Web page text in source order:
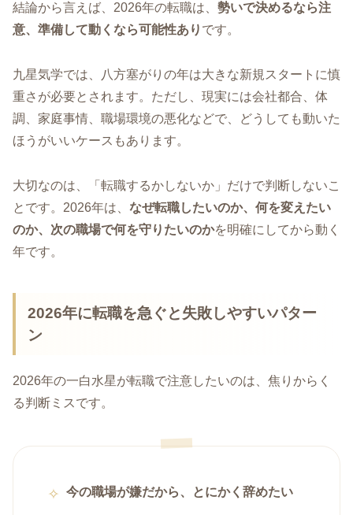
結論から言えば、2026年の転職は、 勢いで決めるなら注
意、準備して動くなら可能性あり です。
九星気学では、八方塞がりの年は大きな新規スタートに慎
重さが必要とされます。ただし、現実には会社都合、体
調、家庭事情、職場環境の悪化などで、どうしても動いた
ほうがいいケースもあります。
大切なのは、「転職するかしないか」だけで判断しないこ
とです。2026年は、 なぜ転職したいのか、何を変えたい
のか、次の職場で何を守りたいのかを明確にしてから動く
年です。
2026年に転職を急ぐと失敗しやすいパター
ン
2026年の一白水星が転職で注意したいのは、焦りからく
る判断ミスです。
今の職場が嫌だから、とにかく辞めたい